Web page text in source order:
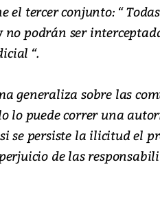
el tercer conjunto: “
podrán ser
“.
generaliza sobre las
lo puede correr una
se persiste la ilicitud el
de las